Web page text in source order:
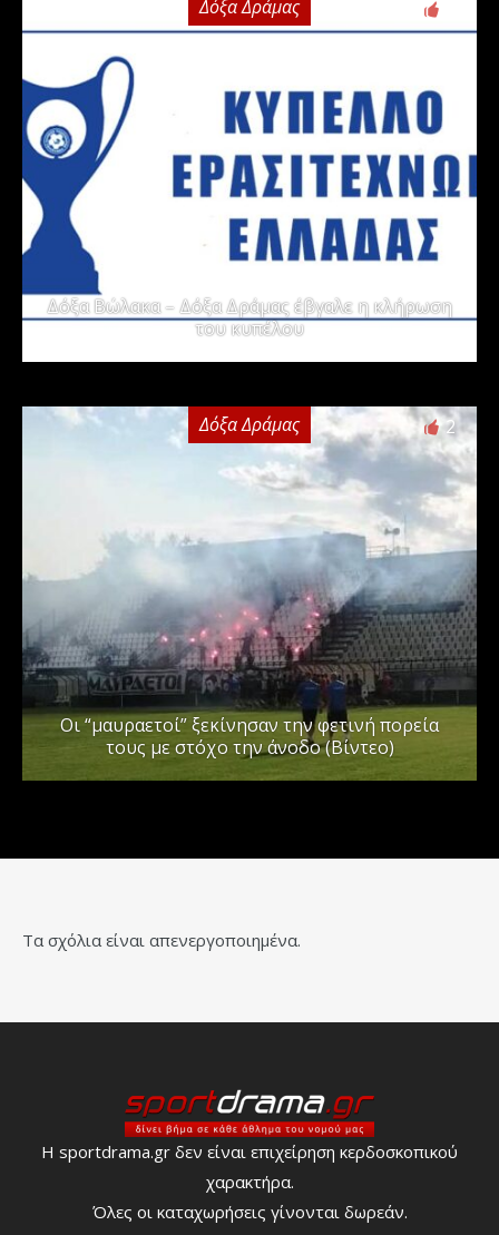
Δόξα Δράμας
Δόξα Βώλακα – Δόξα Δράμας έβγαλε η κλήρωση
του κυπέλου
Δόξα Δράμας 2
Οι “μαυραετοί” ξεκίνησαν την φετινή πορεία
τους με στόχο την άνοδο (Βίντεο)
Τα σχόλια είναι απενεργοποιημένα.
Η sportdrama.gr δεν είναι επιχείρηση κερδοσκοπικού
χαρακτήρα.
Όλες οι καταχωρήσεις γίνονται δωρεάν.